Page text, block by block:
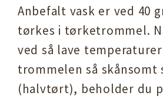
Anbefalt vask er ved 40
tørkes i tørketrommel.
ved så lave
trommelen så skånsomt
(halvtørt), beholder du